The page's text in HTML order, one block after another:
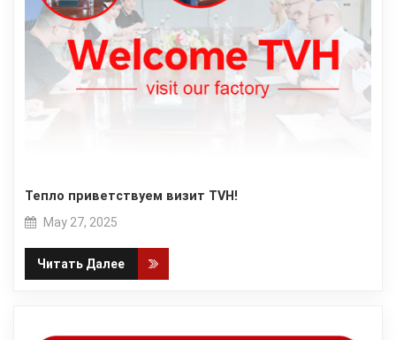
Тепло приветствуем визит TVH!
May 27, 2025
Читать Далее